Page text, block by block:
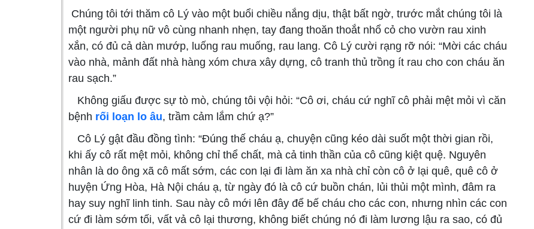
Chúng tôi tới thăm cô Lý vào một buổi chiều nắng dịu, thật bất ngờ, trước mắt chúng tôi là
một người phụ nữ vô cùng nhanh nhẹn, tay đang thoăn thoắt nhổ cỏ cho vườn rau xinh
xắn, có đủ cả dàn mướp, luống rau muống, rau lang. Cô Lý cười rạng rỡ nói: “Mời các cháu
vào nhà, mảnh đất nhà hàng xóm chưa xây dựng, cô tranh thủ trồng ít rau cho con cháu ăn
rau sạch.”
Không giấu được sự tò mò, chúng tôi vội hỏi: “Cô ơi, cháu cứ nghĩ cô phải mệt mỏi vì căn
bệnh rối loạn lo âu, trầm cảm lắm chứ ạ?”
Cô Lý gật đầu đồng tình: “Đúng thế cháu ạ, chuyện cũng kéo dài suốt một thời gian rồi,
khi ấy cô rất mệt mỏi, không chỉ thể chất, mà cả tinh thần của cô cũng kiệt quệ. Nguyên
nhân là do ông xã cô mất sớm, các con lại đi làm ăn xa nhà chỉ còn cô ở lại quê, quê cô ở
huyện Ứng Hòa, Hà Nội cháu ạ, từ ngày đó là cô cứ buồn chán, lủi thủi một mình, đâm ra
hay suy nghĩ linh tinh. Sau này cô mới lên đây để bế cháu cho các con, nhưng nhìn các con
cứ đi làm sớm tối, vất vả cô lại thương, không biết chúng nó đi làm lương lậu ra sao, có đủ